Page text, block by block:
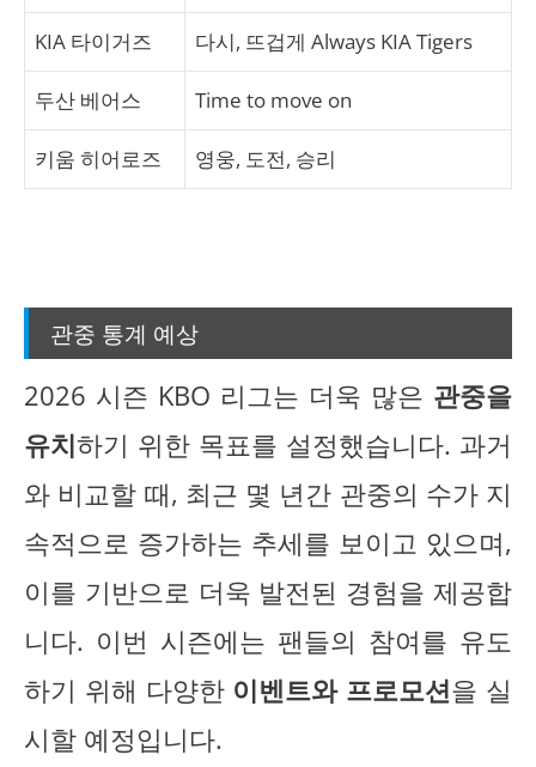
KIA 타이거즈 다시, 뜨겁게 Always KIA Tigers
두산 베어스 Time to move on
키움 히어로즈 영웅, 도전, 승리
관중 통계 예상
2026 시즌 KBO 리그는 더욱 많은 관중을
유치하기 위한 목표를 설정했습니다. 과거
와 비교할 때, 최근 몇 년간 관중의 수가 지
속적으로 증가하는 추세를 보이고 있으며,
이를 기반으로 더욱 발전된 경험을 제공합
니다. 이번 시즌에는 팬들의 참여를 유도
하기 위해 다양한 이벤트와 프로모션을 실
시할 예정입니다.